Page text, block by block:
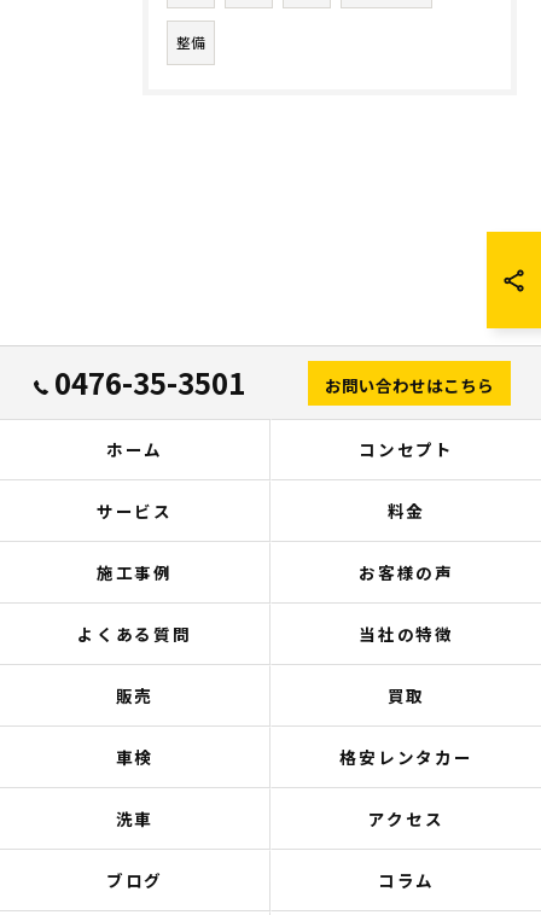
整備
0476-35-3501 お問い合わせはこちら
ホーム コンセプト
サービス 料金
施工事例 お客様の声
よくある質問 当社の特徴
販売 買取
車検 格安レンタカー
洗車 アクセス
ブログ コラム